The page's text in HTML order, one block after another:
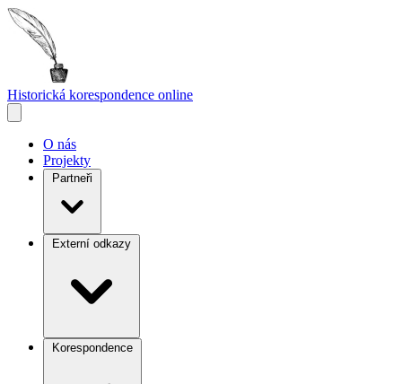
Historická korespondence online
O nás
Projekty
Partneři
Externí odkazy
Korespondence